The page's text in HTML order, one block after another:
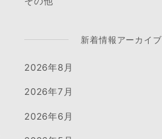
新着情報アーカイブ
2026年8月
2026年7月
2026年6月